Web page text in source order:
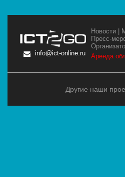
info@ict-online.ru
Новости
Пресс-
Аренда
Другие наши